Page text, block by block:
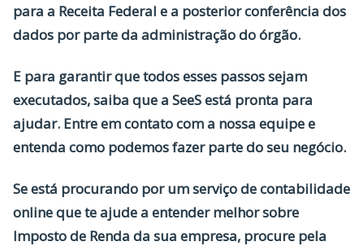
para a Receita Federal e a posterior conferência dos
dados por parte da administração do órgão.
E para garantir que todos esses passos sejam
executados, saiba que a SeeS está pronta para
ajudar. Entre em contato com a nossa equipe e
entenda como podemos fazer parte do seu negócio.
Se está procurando por um serviço de contabilidade
online que te ajude a entender melhor sobre
Imposto de Renda da sua empresa, procure pela